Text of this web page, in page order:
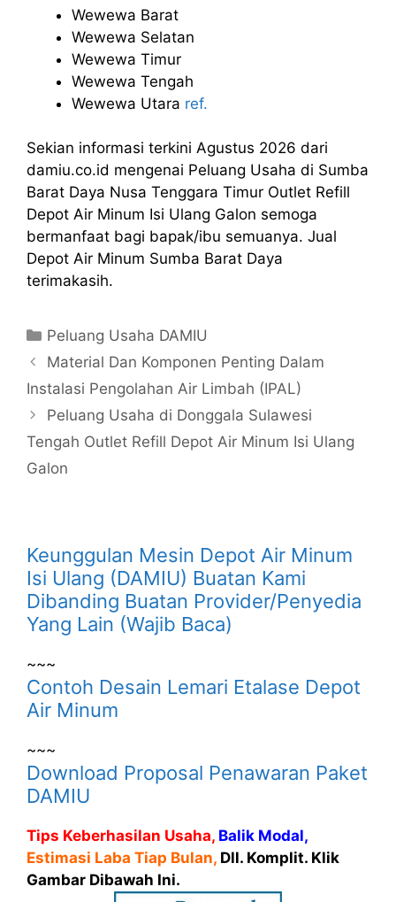
Wewewa Barat
Wewewa Selatan
Wewewa Timur
Wewewa Tengah
Wewewa Utara ref.
Sekian informasi terkini Agustus 2026 dari
damiu.co.id mengenai Peluang Usaha di Sumba
Barat Daya Nusa Tenggara Timur Outlet Refill
Depot Air Minum Isi Ulang Galon semoga
bermanfaat bagi bapak/ibu semuanya. Jual
Depot Air Minum Sumba Barat Daya
terimakasih.
Kategori
Peluang Usaha DAMIU
Material Dan Komponen Penting Dalam
Instalasi Pengolahan Air Limbah (IPAL)
Peluang Usaha di Donggala Sulawesi
Tengah Outlet Refill Depot Air Minum Isi Ulang
Galon
Keunggulan Mesin Depot Air Minum
Isi Ulang (DAMIU) Buatan Kami
Dibanding Buatan Provider/Penyedia
Yang Lain (Wajib Baca)
~~~
Contoh Desain Lemari Etalase Depot
Air Minum
~~~
Download Proposal Penawaran Paket
DAMIU
Tips Keberhasilan Usaha, Balik Modal,
Estimasi Laba Tiap Bulan, Dll. Komplit. Klik
Gambar Dibawah Ini.